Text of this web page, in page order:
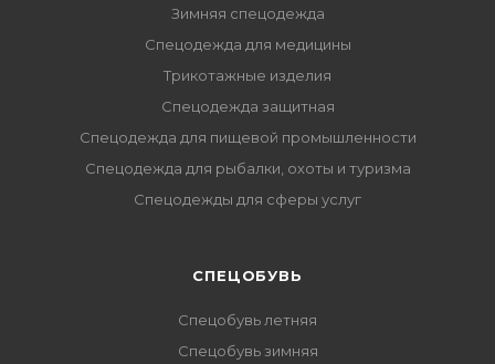
Зимняя спецодежда
Спецодежда для медицины
Трикотажные изделия
Спецодежда защитная
Спецодежда для пищевой промышленности
Спецодежда для рыбалки, охоты и туризма
Спецодежды для сферы услуг
CПЕЦОБУВЬ
Спецобувь летняя
Спецобувь зимняя